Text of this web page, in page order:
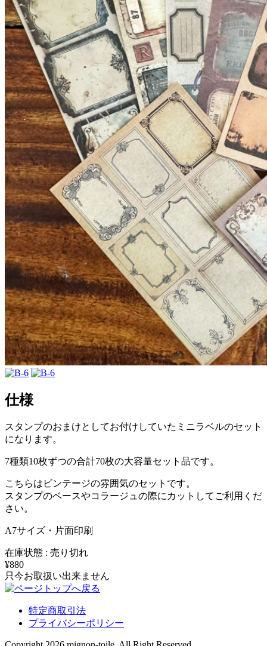
仕様
スタンプのおまけとしてお付けしていたミニラベルのセット
になります。
7種類10枚ずつの合計70枚の大容量セット品です。
こちらはビンテージの雰囲気のセットです。
スタンプのベースやコラージュの際にカットしてご利用くだ
さい。
A7サイズ・片面印刷
在庫状態 : 売り切れ
¥880
只今お取扱い出来ません
特定商取引法
プライバシーポリシー